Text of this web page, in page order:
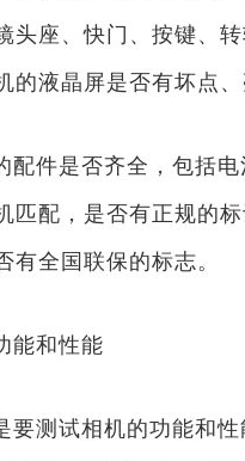
头座、快门、按键、
的液晶屏是否有坏点、
配件是否齐全，包括
匹配，是否有正规的
有全国联保的标志。
能和性能
要测试相机的功能和